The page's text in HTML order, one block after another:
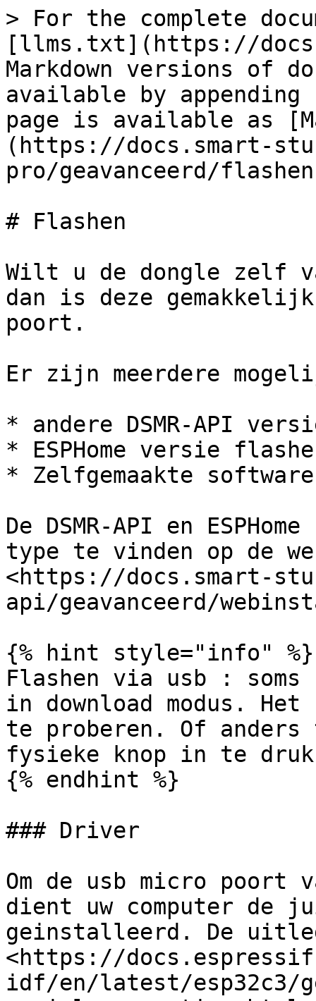
> For the complete
[llms.txt](https://
Markdown versions of
available by
page is available as
(https://docs.smart-
pro/geavanceerd/
# Flashen
Wilt u de dongle zelf
dan is deze
poort.
Er zijn meerdere
* andere DSMR-API
* ESPHome versie
* Zelfgemaakte
De DSMR-API en
type te vinden op de
<https://docs.smart-
api/geavanceerd/
{% hint style="info" %}
Flashen via usb :
in download modus.
te proberen. Of anders
fysieke knop in te
{% endhint %}
### Driver
Om de usb micro poort
dient uw computer de
geinstalleerd. De
<https://
idf/en/latest/esp32c3/